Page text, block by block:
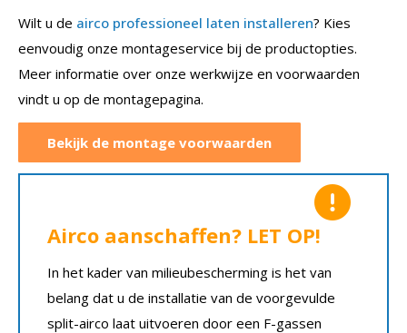
Wilt u de airco professioneel laten installeren? Kies
eenvoudig onze montageservice bij de productopties.
Meer informatie over onze werkwijze en voorwaarden
vindt u op de montagepagina.
Bekijk de montage voorwaarden
Airco aanschaffen? LET OP!
In het kader van milieubescherming is het van
belang dat u de installatie van de voorgevulde
split-airco laat uitvoeren door een F-gassen